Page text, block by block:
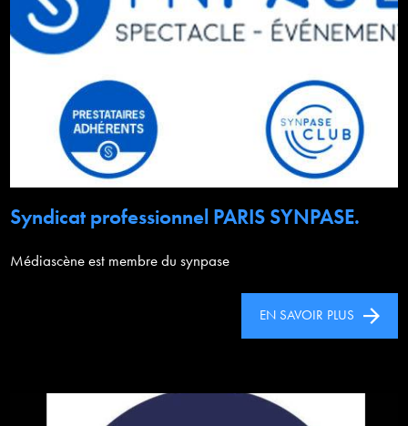
Syndicat professionnel PARIS SYNPASE.
Médiascène est membre du synpase
EN SAVOIR PLUS